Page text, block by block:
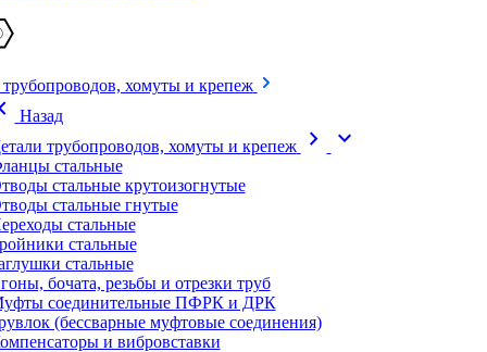
трубопроводов, хомуты и крепеж
Назад
трубопроводов, хомуты и крепеж
chevron_right expand_more
стальные
стальные крутоизогнутые
стальные гнутые
стальные
стальные
стальные
бочата, резьбы и отрезки труб
соединительные ПФРК и ДРК
(бессварные муфтовые соединения)
и вибровставки